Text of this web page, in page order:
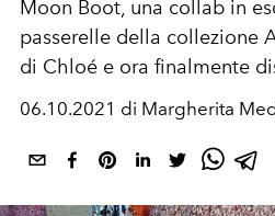
Moon Boot, una collab in
passerelle della collezione
di Chloé e ora finalmente
06.10.2021 di Margherita